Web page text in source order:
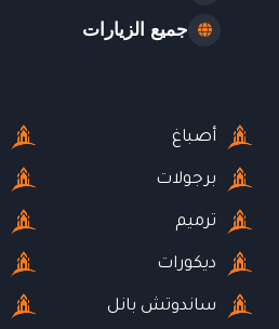
جميع الزيارات
أصباغ
برجولات
ترميم
ديكورات
ساندوتش بانل